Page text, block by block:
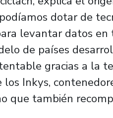
dotar de
levantar datos
de países
gracias a la
Inkys,
que también